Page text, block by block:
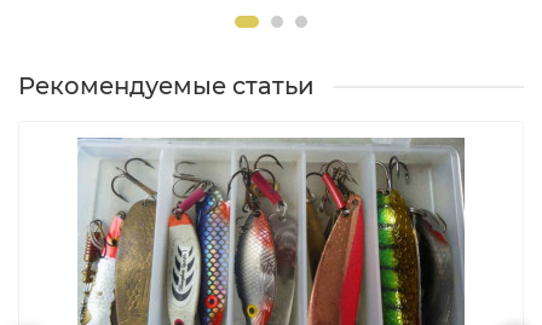
Рекомендуемые статьи